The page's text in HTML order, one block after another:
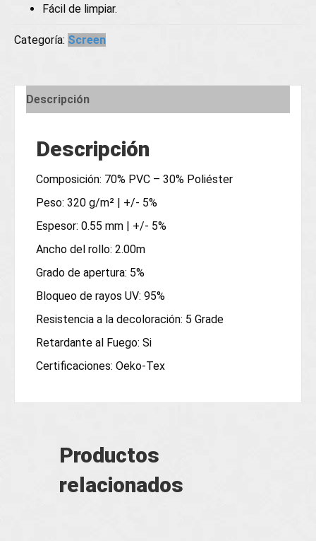
Fácil de limpiar.
Categoría: Screen
Descripción
Descripción
Composición: 70% PVC – 30% Poliéster
Peso: 320 g/m² | +/- 5%
Espesor: 0.55 mm | +/- 5%
Ancho del rollo: 2.00m
Grado de apertura: 5%
Bloqueo de rayos UV: 95%
Resistencia a la decoloración: 5 Grade
Retardante al Fuego: Si
Certificaciones: Oeko-Tex
Productos
relacionados